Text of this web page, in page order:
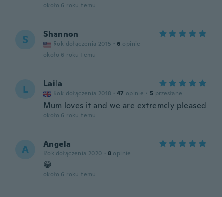
około 6 roku temu
S Shannon
Rok dołączenia 2015 · 6 opinie
około 6 roku temu
L Laila
Rok dołączenia 2018 · 47 opinie · 5 przesłane
Mum loves it and we are extremely pleased
około 6 roku temu
A Angela
Rok dołączenia 2020 · 8 opinie
😁
około 6 roku temu